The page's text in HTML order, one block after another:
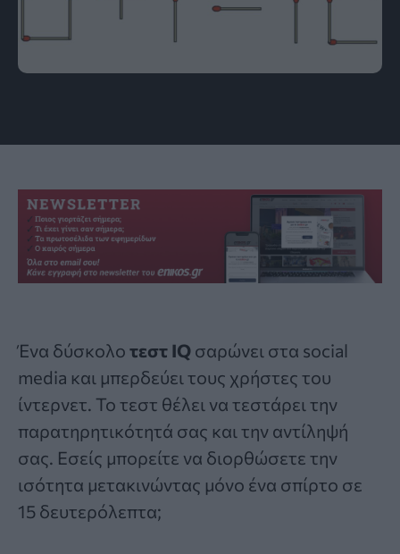
Ένα δύσκολο τεστ IQ σαρώνει στα social
media και μπερδεύει τους χρήστες του
ίντερνετ. Το τεστ θέλει να τεστάρει την
παρατηρητικότητά σας και την αντίληψή
σας. Εσείς μπορείτε να διορθώσετε την
ισότητα μετακινώντας μόνο ένα σπίρτο σε
15 δευτερόλεπτα;